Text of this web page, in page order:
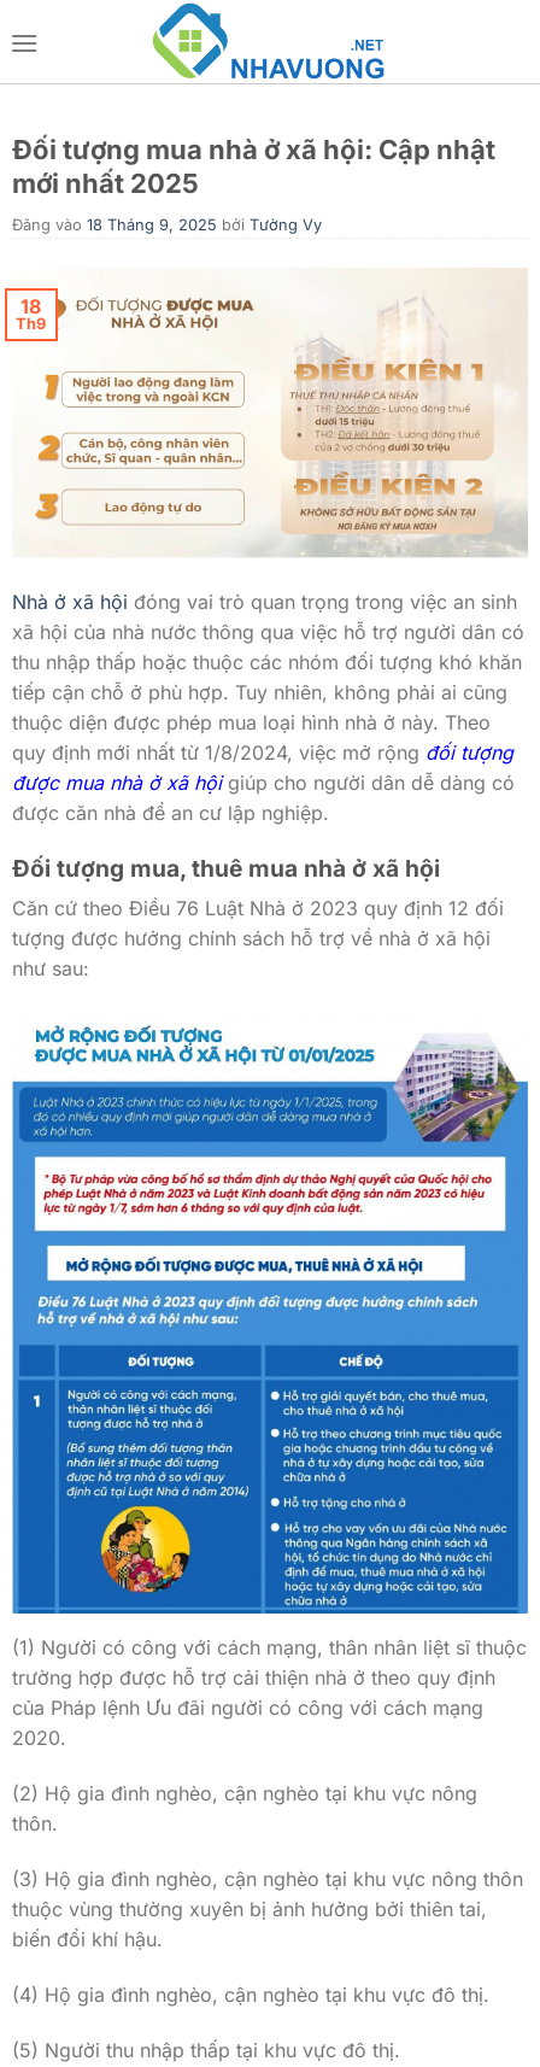
qua
Đối tượng mua nhà ở xã hội: Cập nhật
mới nhất 2025
Đăng vào 18 Tháng 9, 2025 bởi Tường Vy
18
Th9
Nhà ở xã hội đóng vai trò quan trọng trong việc an sinh
xã hội của nhà nước thông qua việc hỗ trợ người dân có
thu nhập thấp hoặc thuộc các nhóm đối tượng khó khăn
tiếp cận chỗ ở phù hợp. Tuy nhiên, không phải ai cũng
thuộc diện được phép mua loại hình nhà ở này. Theo
quy định mới nhất từ 1/8/2024, việc mở rộng đối tượng
được mua nhà ở xã hộigiúp cho người dân dễ dàng có
được căn nhà để an cư lập nghiệp.
Đối tượng mua, thuê mua nhà ở xã hội
Căn cứ theo Điều 76 Luật Nhà ở 2023 quy định 12 đối
tượng được hưởng chính sách hỗ trợ về nhà ở xã hội
như sau:
(1) Người có công với cách mạng, thân nhân liệt sĩ thuộc
trường hợp được hỗ trợ cải thiện nhà ở theo quy định
của Pháp lệnh Ưu đãi người có công với cách mạng
2020.
(2) Hộ gia đình nghèo, cận nghèo tại khu vực nông
thôn.
(3) Hộ gia đình nghèo, cận nghèo tại khu vực nông thôn
thuộc vùng thường xuyên bị ảnh hưởng bởi thiên tai,
biến đổi khí hậu.
(4) Hộ gia đình nghèo, cận nghèo tại khu vực đô thị.
(5) Người thu nhập thấp tại khu vực đô thị.